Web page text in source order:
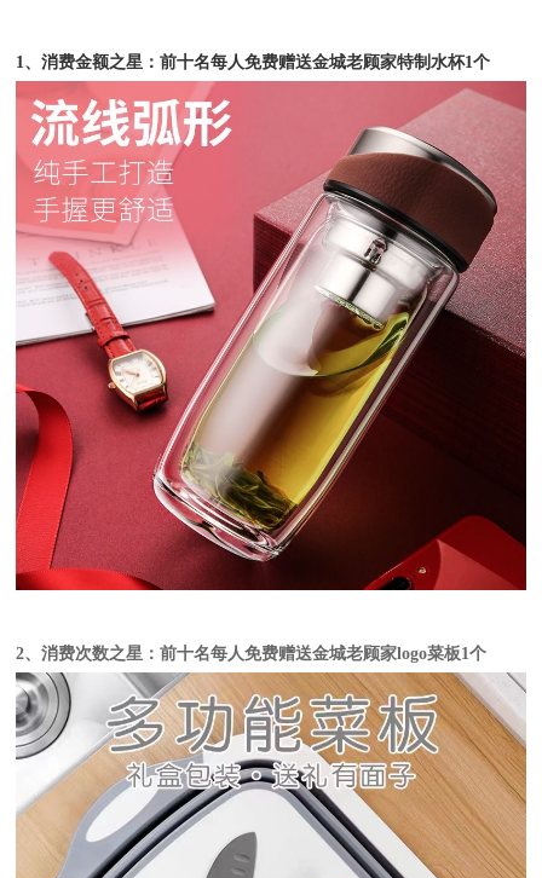
1、消费金额之星：前十名每人免费赠送金城老顾家特制水杯1个
2、消费次数之星：前十名每人免费赠送金城老顾家logo菜板1个